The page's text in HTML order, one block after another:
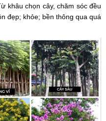
khâu chọn cây, chăm sóc đều
đẹp; khỏe; bền thông qua quá